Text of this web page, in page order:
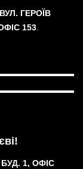
ГЕРОЇВ
153.
1, ОФІС